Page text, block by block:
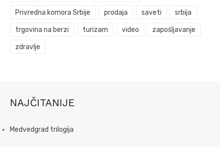
Privredna komora Srbije prodaja saveti srbija
trgovina na berzi turizam video zapošljavanje
zdravlje
NAJČITANIJE
Medvedgrad trilogija